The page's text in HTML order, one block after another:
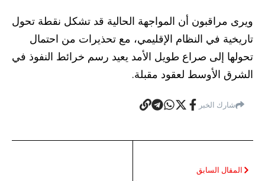
ويرى مراقبون أن المواجهة الحالية قد تشكل نقطة تحول
تاريخية في النظام الإقليمي، مع تحذيرات من احتمال
تحولها إلى صراع طويل الأمد يعيد رسم خرائط النفوذ في
الشرق الأوسط لعقود مقبلة.
شارك الخبر
المقال السابق